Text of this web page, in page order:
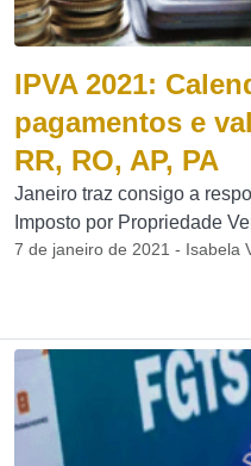
IPVA 2021:
pagamentos e
RR, RO, AP, PA
Janeiro traz consigo a
Imposto por Propriedade
7 de janeiro de 2021 - Isabela